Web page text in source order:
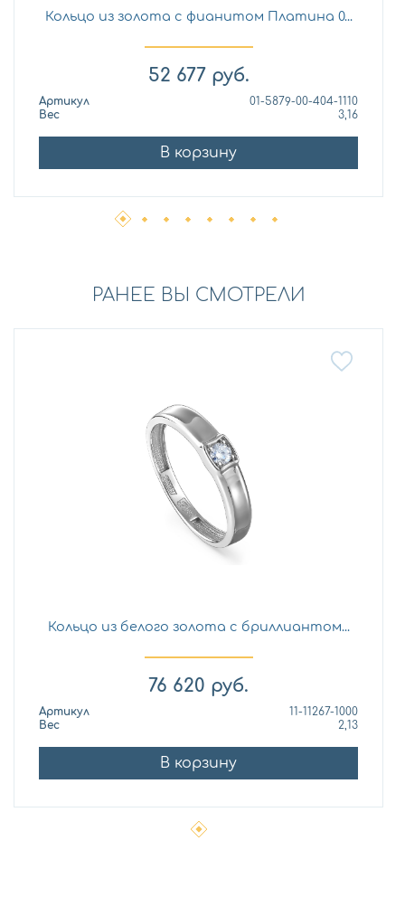
Кольцо из золота с фианитом Платина 0...
52 677 руб.
Артикул
01-5879-00-404-1110
Вес
3,16
В корзину
РАНЕЕ ВЫ СМОТРЕЛИ
Кольцо из белого золота с бриллиантом...
76 620 руб.
Артикул
11-11267-1000
Вес
2,13
В корзину